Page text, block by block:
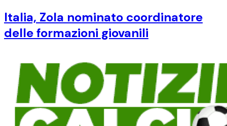
Italia, Zola nominato coordinatore
delle formazioni giovanili